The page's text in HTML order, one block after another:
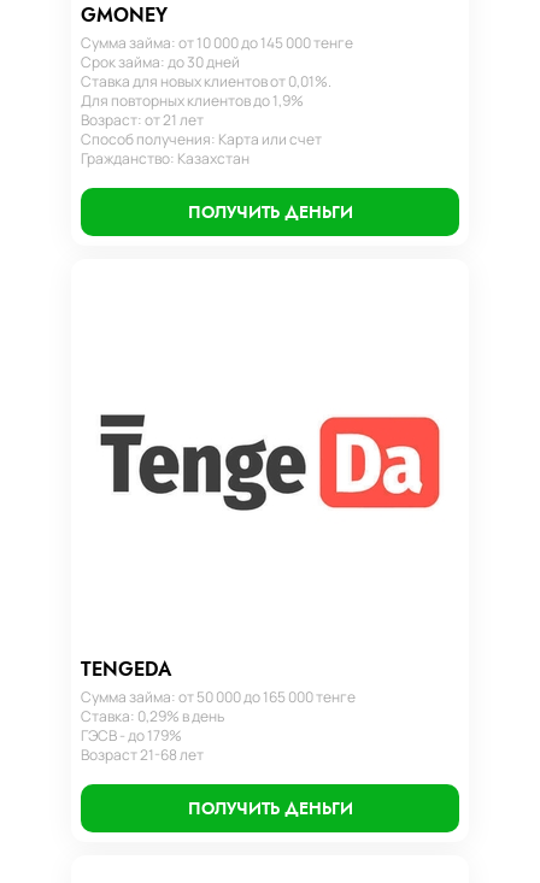
GMONEY
Сумма займа: от 10 000 до 145 000 тенге
Срок займа: до 30 дней
Ставка для новых клиентов от 0,01%.
Для повторных клиентов до 1,9%
Возраст: от 21 лет
Способ получения: Карта или счет
Гражданство: Казахстан
ПОЛУЧИТЬ ДЕНЬГИ
TENGEDA
Сумма займа: от 50 000 до 165 000 тенге
Ставка: 0,29% в день
ГЭСВ - до 179%
Возраст 21-68 лет
ПОЛУЧИТЬ ДЕНЬГИ